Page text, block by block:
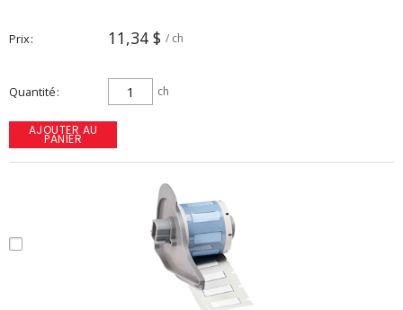
Prix 11,34 $ / ch
Quantité ch
AJOUTER AU
PANIER